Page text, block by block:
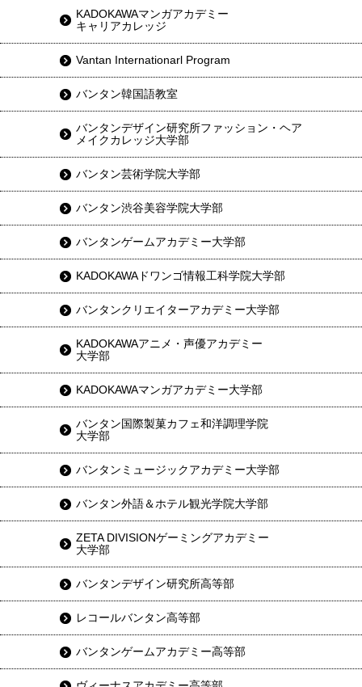
KADOKAWAマンガアカデミー
キャリアカレッジ
Vantan Internationarl Program
バンタン韓国語教室
バンタンデザイン研究所ファッション・ヘア
メイクカレッジ大学部
バンタン芸術学院大学部
バンタン渋谷美容学院大学部
バンタンゲームアカデミー大学部
KADOKAWAドワンゴ情報工科学院大学部
バンタンクリエイターアカデミー大学部
KADOKAWAアニメ・声優アカデミー
大学部
KADOKAWAマンガアカデミー大学部
バンタン国際製菓カフェ和洋調理学院
大学部
バンタンミュージックアカデミー大学部
バンタン外語＆ホテル観光学院大学部
ZETA DIVISIONゲーミングアカデミー
大学部
バンタンデザイン研究所高等部
レコールバンタン高等部
バンタンゲームアカデミー高等部